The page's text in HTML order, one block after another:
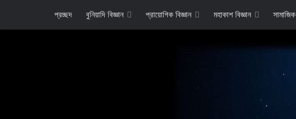
প্রচ্ছদ বুনিয়াদি বিজ্ঞান প্রায়োগিক বিজ্ঞান মহাকাশ বিজ্ঞান